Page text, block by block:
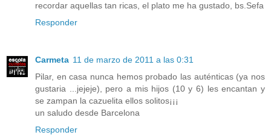
recordar aquellas tan ricas, el plato me ha gustado, bs.Sefa
Responder
Carmeta 11 de marzo de 2011 a las 0:31
Pilar, en casa nunca hemos probado las auténticas (ya nos
gustaria ...jejeje), pero a mis hijos (10 y 6) les encantan y
se zampan la cazuelita ellos solitos¡¡¡
un saludo desde Barcelona
Responder